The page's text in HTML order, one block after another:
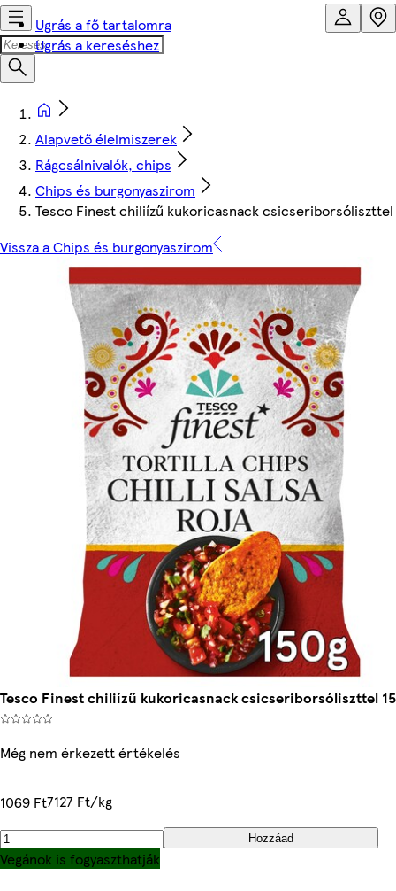
Ugrás a fő tartalomra
Ugrás a kereséshez
Alapvető élelmiszerek
Rágcsálnivalók, chips
Chips és burgonyaszirom
Tesco Finest chiliízű kukoricasnack csicseriborsóliszttel
Vissza a Chips és burgonyaszirom
Tesco Finest chiliízű kukoricasnack csicseriborsóliszttel
Még nem érkezett értékelés
1069 Ft7127 Ft/kg
Hozzáad
Vegánok is fogyaszthatják